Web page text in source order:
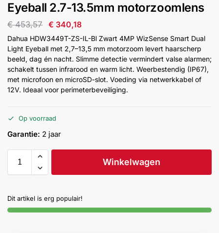
Branddetectie
Inbraakbeveiliging
Merken
Help &
service
Eyeball 2.7-13.5mm motorzoomlens
€453,57 € 340,18
Dahua HDW3449T-ZS-IL-Bl Zwart 4MP WizSense Smart Dual
Light Eyeball met 2,7–13,5 mm motorzoom levert haarscherp
beeld, dag én nacht. Slimme detectie vermindert valse alarmen;
schakelt tussen infrarood en warm licht. Weerbestendig (IP67),
met microfoon en microSD-slot. Voeding via netwerkkabel of
12V. Ideaal voor perimeterbeveiliging.
Op voorraad
Garantie: 2 jaar
Winkelwagen
Dit artikel is erg populair!